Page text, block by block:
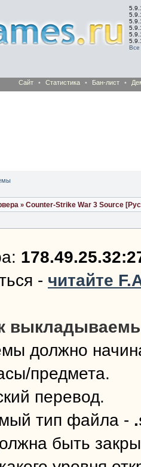
Все
Сайт • Статистика • Бан-лист •
» Counter-Strike War 3 Source
- читайте
должно
предмета.
перевод.
тип файла -
быть